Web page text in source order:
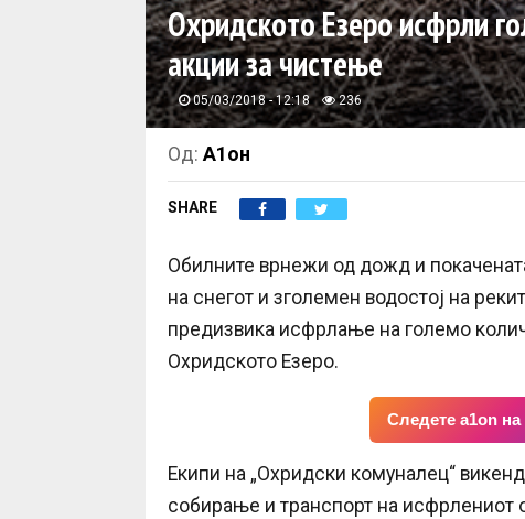
Охридското Езеро исфрли
акции за чистење
05/03/2018 - 12:18 236
Од: А1он
SHARE
Обилните врнежи од дожд и
на снегот и зголемен водостој на
предизвика исфрлање на големо
Охридското Езеро.
Следете a1on
Екипи на „Охридски комуналец“
собирање и транспорт на исфрлениот